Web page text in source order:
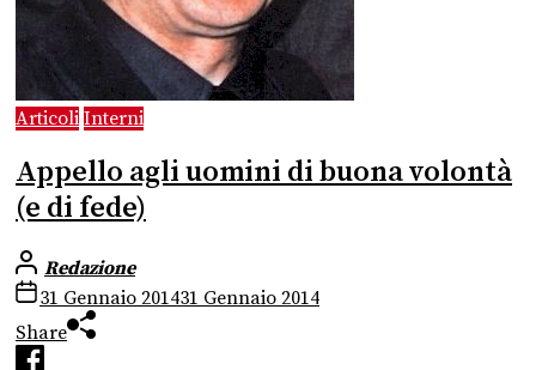
Articoli Interni
Appello agli uomini di buona volontà
(e di fede)
Redazione
31 Gennaio 201431 Gennaio 2014
Share